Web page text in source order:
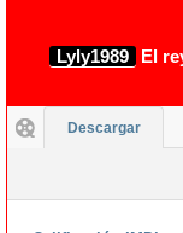
Lyly1989 El
Descargar